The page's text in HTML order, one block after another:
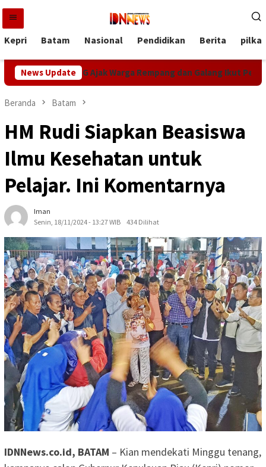
Loncat
konten
Kepri Batam Nasional Pendidikan Berita
News Update
RI, MEG Ajak Warga Rempang dan Galang Ikut Perlombaan
Beranda Batam
HM Rudi Siapkan Beasiswa
Ilmu Kesehatan untuk
Pelajar. Ini Komentarnya
Iman
Senin, 18/11/2024 - 13:27 WIB
434 Dilihat
IDNNews.co.id, BATAM – Kian mendekati Minggu tenang,